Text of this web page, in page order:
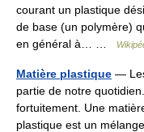
courant un plastique
de base (un polymère)
en général à… …
Matière plastique —
partie de notre
fortuitement. Une
plastique est un